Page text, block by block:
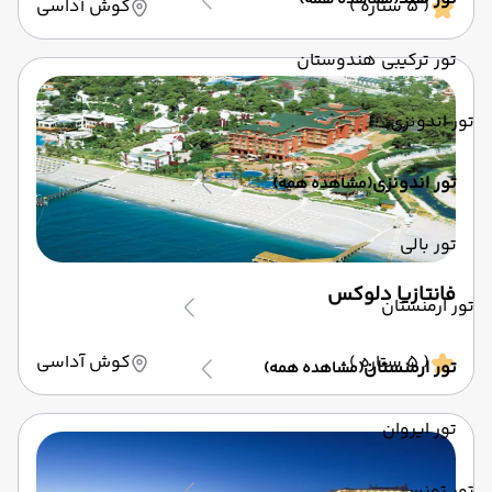
تور ترکیبی هندوستان
تور اندونزی
تور اندونزی(مشاهده همه)
تور بالی
تور ارمنستان
تور ارمنستان(مشاهده همه)
تور ایروان
( 5 ستاره ) کوش آداسی
فانتازیا دلوکس
( 5 ستاره ) کوش آداسی